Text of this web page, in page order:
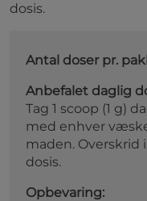
dosis.
Antal doser pr.
Anbefalet daglig
Tag 1 scoop (1 g)
med enhver
maden. Overskrid
dosis.
Opbevaring: